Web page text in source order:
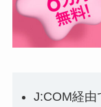
J:COM経由